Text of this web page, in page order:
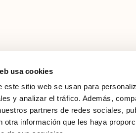
usa cookies
este sitio web se usan para
y analizar el tráfico. Además,
partners de redes sociales,
otra información que les haya